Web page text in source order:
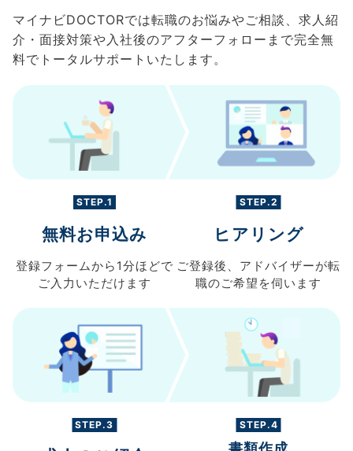
マイナビDOCTORでは転職のお悩みやご相談、求人紹
介・面接対策や入社後のアフターフォローまで完全無
料でトータルサポートいたします。
STEP.1
無料お申込み
登録フォームから 1分ほどで
ご入力 いただけます
STEP.2
ヒアリング
ご登録後、 アドバイザーが転
職のご希望を伺います
STEP.3 STEP.4